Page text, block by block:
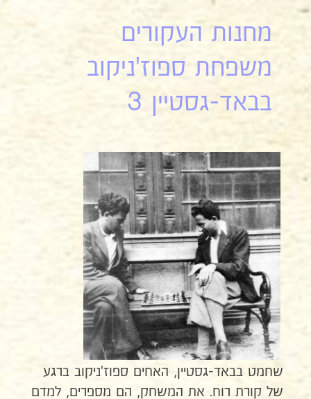
מחנות העקורים
משפחת ספוז'ניקוב
בבאד-גסטיין 3
שחמט בבאד-גסטיין, האחים ספוז'ניקוב ברגע
של קורת רוח. את המשחק, הם מספרים, למדם